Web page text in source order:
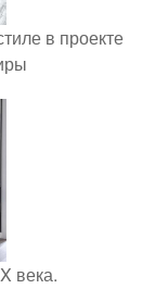
в проекте
века.